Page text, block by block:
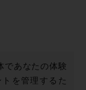
であなたの体験
を管理するた